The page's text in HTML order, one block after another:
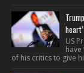
heart’
US
of his critics to give